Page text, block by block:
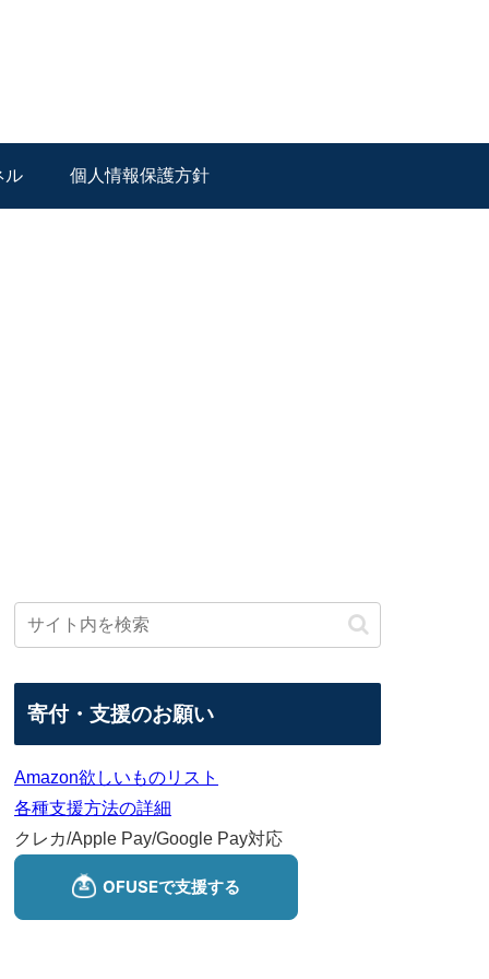
ル 個人情報保護方針
寄付・支援のお願い
Amazon欲しいものリスト
各種支援方法の詳細
クレカ/Apple Pay/Google Pay対応